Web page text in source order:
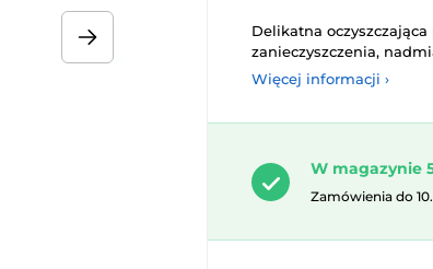
Delikatna
zanieczyszczenia,
Więcej informacji ›
W magazynie
Zamówienia do